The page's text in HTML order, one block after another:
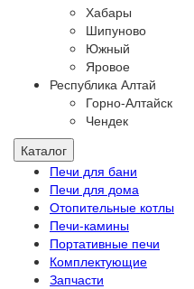
Хабары
Шипуново
Южный
Яровое
Республика Алтай
Горно-Алтайск
Чендек
Каталог
Печи для бани
Печи для дома
Отопительные котлы
Печи-камины
Портативные печи
Комплектующие
Запчасти